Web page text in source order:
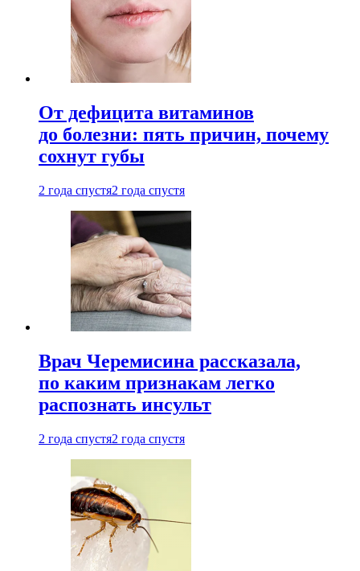
От дефицита витаминов
до болезни: пять причин, почему
сохнут губы
2 года спустя2 года спустя
Врач Черемисина рассказала,
по каким признакам легко
распознать инсульт
2 года спустя2 года спустя